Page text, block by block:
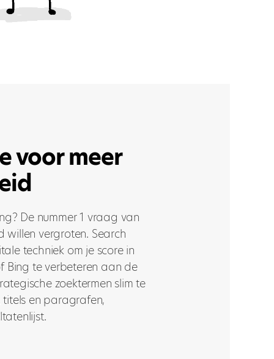
voor meer
De nummer 1 vraag van
vergroten. Search
techniek om je score in
Bing te verbeteren aan de
zoektermen slim te
titels en paragrafen,